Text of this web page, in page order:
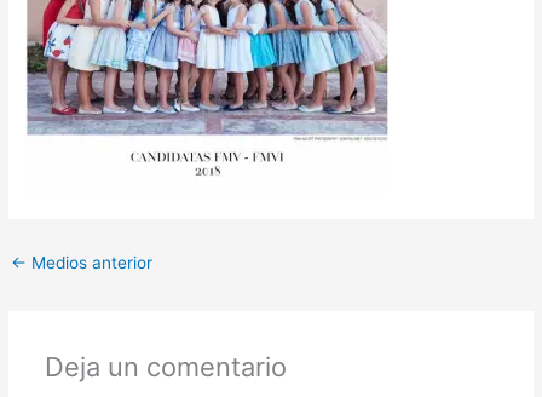
← Medios anterior
Deja un comentario